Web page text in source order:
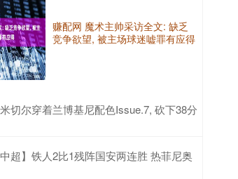
赚配网 魔术主帅采访全文: 缺乏
竞争欲望, 被主场球迷嘘罪有应得
切尔穿着兰博基尼配色Issue.7, 砍下38分
超】铁人2比1残阵国安两连胜 热菲尼奥